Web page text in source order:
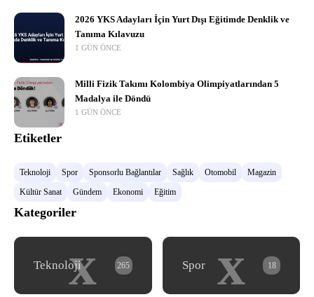
2026 YKS Adayları İçin Yurt Dışı Eğitimde Denklik ve
Tanıma Kılavuzu
1 GÜN ÖNCE
Milli Fizik Takımı Kolombiya Olimpiyatlarından 5
Madalya ile Döndü
1 GÜN ÖNCE
Etiketler
Teknoloji Spor Sponsorlu Bağlantılar Sağlık Otomobil
Magazin
Kültür Sanat
Gündem Ekonomi Eğitim
Kategoriler
x
Teknoloji 265 x
Spor 18